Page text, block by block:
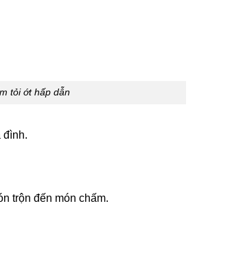
tỏi ớt hấp dẫn
đình.
trộn đến món chấm.